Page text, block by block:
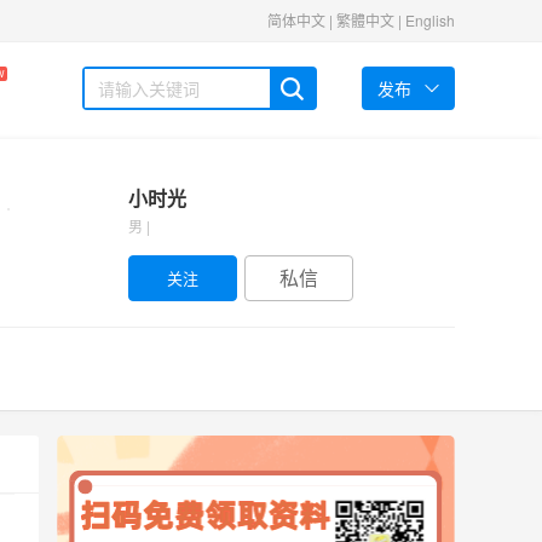
简体中文 | 繁體中文 | English
发布
小时光
男 |
私信